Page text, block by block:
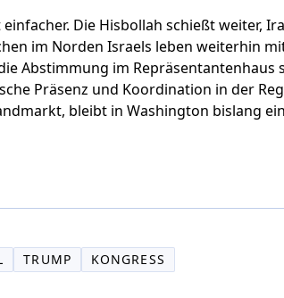
Die Hisbollah schießt weiter,
im Norden Israels leben weiterhin
Abstimmung im Repräsentantenhaus
Präsenz und Koordination in der
bleibt in Washington bislang
TRUMP KONGRESS